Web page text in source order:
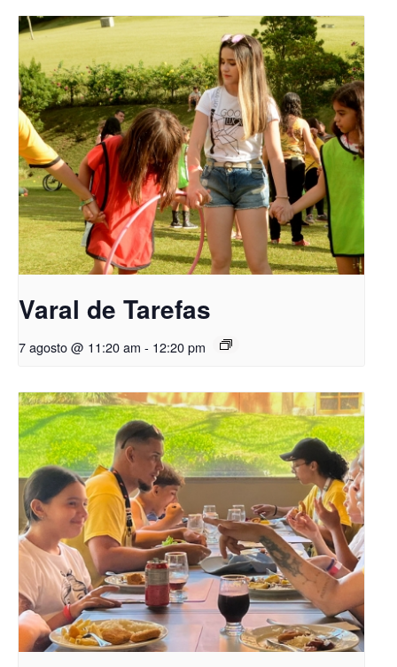
Varal de Tarefas
7 agosto @ 11:20 am - 12:20 pm